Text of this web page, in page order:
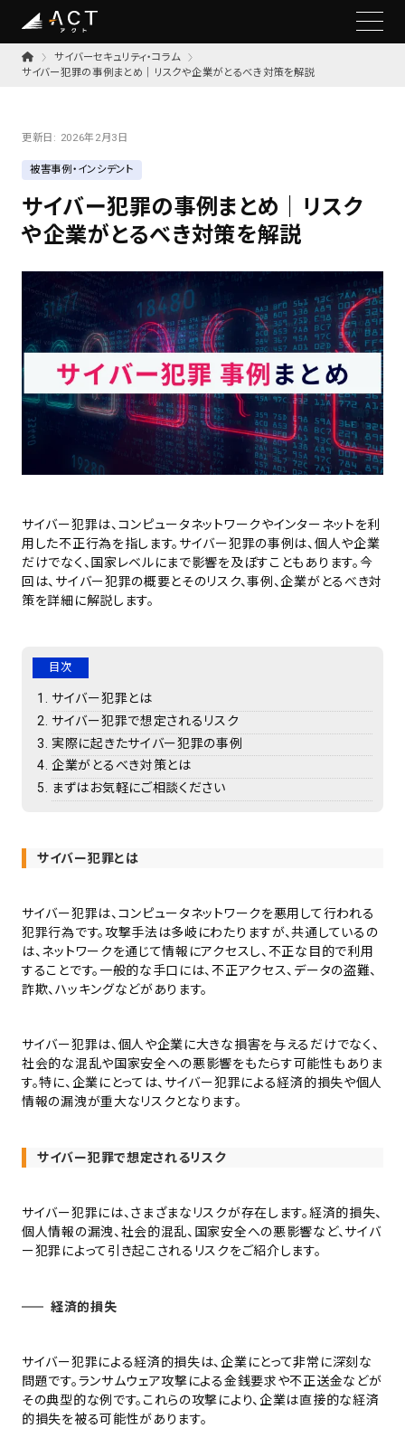
サイバーセキュリティ・コラム
サイバー犯罪の事例まとめ｜リスクや企業がとるべき対策を解説
更新日: 2026年2月3日
被害事例・インシデント
サイバー犯罪の事例まとめ｜リスク
や企業がとるべき対策を解説
サイバー犯罪は、コンピュータネットワークやインターネットを利
用した不正行為を指します。サイバー犯罪の事例は、個人や企業
だけでなく、国家レベルにまで影響を及ぼすこともあります。今
回は、サイバー犯罪の概要とそのリスク、事例、企業がとるべき対
策を詳細に解説します。
目次
サイバー犯罪とは
サイバー犯罪で想定されるリスク
実際に起きたサイバー犯罪の事例
企業がとるべき対策とは
まずはお気軽にご相談ください
サイバー犯罪とは
サイバー犯罪は、コンピュータネットワークを悪用して行われる
犯罪行為です。攻撃手法は多岐にわたりますが、共通しているの
は、ネットワークを通じて情報にアクセスし、不正な目的で利用
することです。一般的な手口には、不正アクセス、データの盗難、
詐欺、ハッキングなどがあります。
サイバー犯罪は、個人や企業に大きな損害を与えるだけでなく、
社会的な混乱や国家安全への悪影響をもたらす可能性もありま
す。特に、企業にとっては、サイバー犯罪による経済的損失や個人
情報の漏洩が重大なリスクとなります。
サイバー犯罪で想定されるリスク
サイバー犯罪には、さまざまなリスクが存在します。経済的損失、
個人情報の漏洩、社会的混乱、国家安全への悪影響など、サイバ
ー犯罪によって引き起こされるリスクをご紹介します。
経済的損失
サイバー犯罪による経済的損失は、企業にとって非常に深刻な
問題です。ランサムウェア攻撃による金銭要求や不正送金などが
その典型的な例です。これらの攻撃により、企業は直接的な経済
的損失を被る可能性があります。